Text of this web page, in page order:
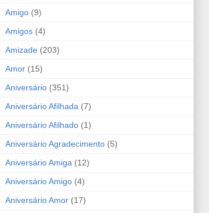
Amigo (9)
Amigos (4)
Amizade (203)
Amor (15)
Aniversário (351)
Aniversário Afilhada (7)
Aniversário Afilhado (1)
Aniversário Agradecimento (5)
Aniversário Amiga (12)
Aniversário Amigo (4)
Aniversário Amor (17)